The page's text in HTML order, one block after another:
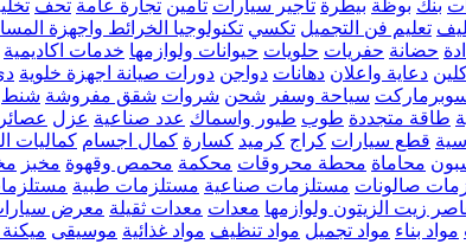
بنك بوظة بيطرة تاجير سيارات تامين تجارة عامة تحف
تعليم فن التجميل تكسي تكنولوجيا الخرائط واجهزة
حضانة حفريات حلويات حيوانات ولوازمها خدمات اكاديمية
دعاية واعلان دهانات دواجن دورات صيانة اجهزة خلوية
سياحة وسفر شحن شروات شقق مفروشة شنط
طاقة متجددة طوب طيور واسماك عدد صناعية عزل
قطع سيارات كراج كرميد كسارة كمال اجسام كماليات
محاماة محطة محروقات محكمة محمص وقهوة مخبز
صالونات مستلزمات صناعية مستلزمات طبية
زيت الزيتون ولوازمها معدات معدات ثقيلة معرض
مواد بناء مواد تجميل مواد تنظيف مواد غذائية موسيقى